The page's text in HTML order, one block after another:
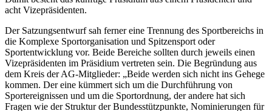
acht Vizepräsidenten.
Der Satzungsentwurf sah ferner eine Trennung des Sportbereichs in
die Komplexe Sportorganisation und Spitzensport oder
Sportentwicklung vor. Beide Bereiche sollten durch jeweils einen
Vizepräsidenten im Präsidium vertreten sein. Die Begründung aus
dem Kreis der AG-Mitglieder: „Beide werden sich nicht ins Gehege
kommen. Der eine kümmert sich um die Durchführung von
Sportereignissen und um die Sportordnung, der andere hat sich
Fragen wie der Struktur der Bundesstützpunkte, Nominierungen für